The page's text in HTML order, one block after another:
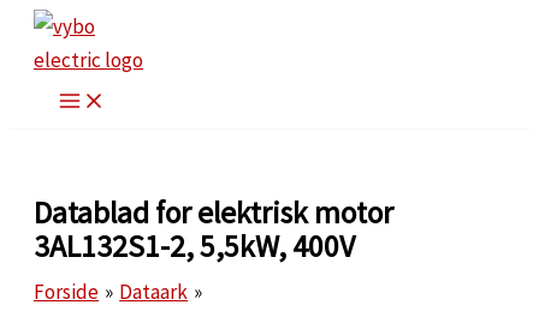
indholdet
Datablad for elektrisk motor
3AL132S1-2, 5,5kW, 400V
Forside
Dataark